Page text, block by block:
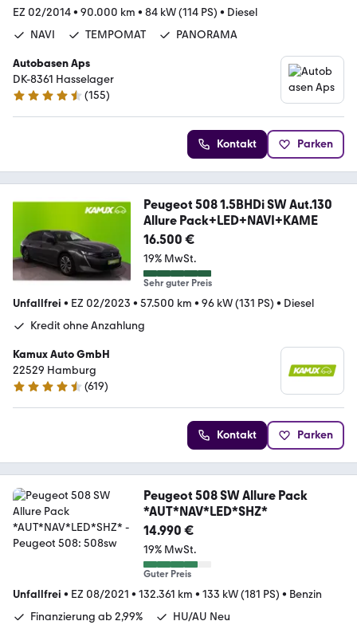
EZ 02/2014• 90.000 km • 84 kW (114 PS) • Diesel
NAVI
TEMPOMAT PANORAMA
Autobasen Aps
DK-8361 Hasselager
4.6 Sterne
(155)
Kontakt Parken
Peugeot 508 1.5BHDi SW Aut.130
Allure Pack+LED+NAVI+KAME
16.500 €
19% MwSt.
Sehr guter Preis
Unfallfrei • EZ 02/2023 • 57.500 km • 96 kW (131 PS) • Diesel
Kredit ohne Anzahlung
Kamux Auto GmbH
22529 Hamburg
4.6 Sterne
(619)
Kontakt Parken
Peugeot 508 SW Allure Pack
*AUT*NAV*LED*SHZ*
14.990 €
19% MwSt.
Guter Preis
Unfallfrei • EZ 08/2021 • 132.361 km • 133 kW (181 PS) • Benzin
Finanzierung ab 2,99%
HU/AU Neu